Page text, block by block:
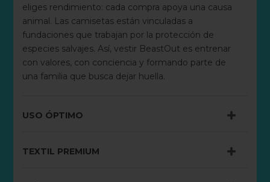
eliges rendimiento: cada compra apoya una causa
animal. Las camisetas están vinculadas a
fundaciones que trabajan por la protección de
especies salvajes. Así, vestir BeastOut es entrenar
con valores, con conciencia y formando parte de
una familia que busca dejar huella.
USO ÓPTIMO
TEXTIL PREMIUM